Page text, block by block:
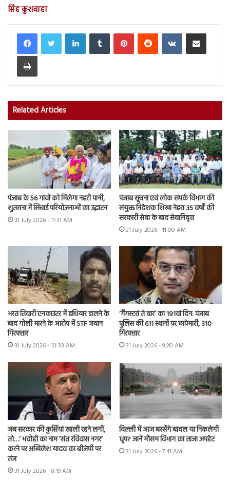
सिंह कुशवाहा
LinkedInTumblr PinterestReddit VKontakteShare via Email
Print
Related Articles
पंजाब के 56 गांवों को मिलेगा नहरी पानी,
शुतराना में सिंचाई परियोजनाओं का उद्घाटन
31 July 2026 - 11:31 AM
पंजाब सूचना एवं लोक संपर्क विभाग की
संयुक्त निदेशक शिखा नेहरा 35 वर्षों की
सरकारी सेवा के बाद सेवानिवृत्त
31 July 2026 - 11:00 AM
भरत तिवारी एनकाउंटर में हथियार डालने के
बाद गोली मारने के आरोप में STF जवान
गिरफ्तार
31 July 2026 - 10:33 AM
‘गैंगस्टरां ते वार’ का 191वां दिन: पंजाब
पुलिस की 611 स्थानों पर छापेमारी, 310
गिरफ्तार
31 July 2026 - 9:20 AM
जब सरकार की कुर्सियां खाली रहने लगीं,
तो…’ भदोही का नाम ‘संत रविदास नगर’
करने पर अखिलेश यादव का बीजेपी पर
तंज
31 July 2026 - 8:19 AM
दिल्ली में आज बरसेंगे बादल या निकलेगी
धूप? जानें मौसम विभाग का ताजा अपडेट
31 July 2026 - 7:41 AM